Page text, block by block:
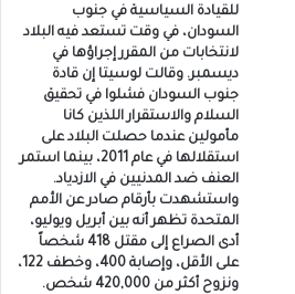
للقيادة السياسية في جنوب
السودان، في وقت تستعد فيه البلاد
لانتخابات من المقرر إجراؤها في
ديسمبر. وقالت لوسيتا إن قادة
جنوب السودان فشلوا في تحقيق
السلام والاستقرار اللذين كانا
مأمولين عندما حصلت البلاد على
استقلالها في عام 2011، بينما استمر
العنف ضد المدنيين في الازدياد.
واستشهدت بأرقام صادر عن الأمم
المتحدة تظهر أنه بين أبريل ويوليو،
أدى الصراع إلى مقتل 418 شخصاً
على الأقل، وإصابة 400، وخطف 122،
ونزوح أكثر من 420,000 شخص.